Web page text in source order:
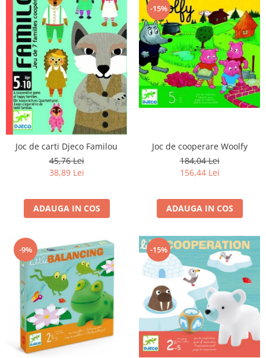
Joc de carti Djeco Familou
45,76 Lei
38,89 Lei
ADAUGA IN COS
-15%
Joc de cooperare Woolfy
184,04 Lei
156,44 Lei
ADAUGA IN COS
-9% -15%